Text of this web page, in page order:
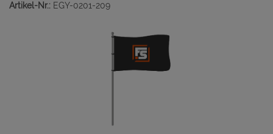
Artikel-Nr.: EGY-0201-209